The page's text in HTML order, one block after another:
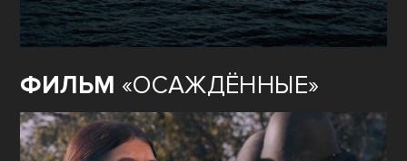
ФИЛЬМ «ОСАЖДЁННЫЕ»